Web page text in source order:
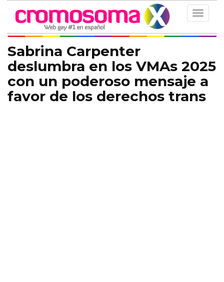
Toggle
Sabrina Carpenter
deslumbra en los VMAs 2025
con un poderoso mensaje a
favor de los derechos trans